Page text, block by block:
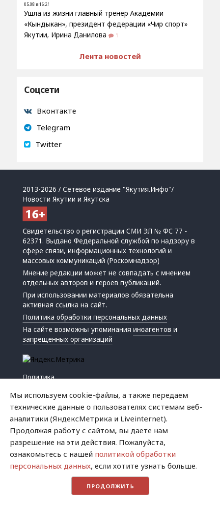
05.08 в 16:21
Ушла из жизни главный тренер Академии
«Кындыкан», президент федерации «Чир спорт»
Якутии, Ирина Данилова
1
Лента новостей
Соцсети
Вконтакте
Telegram
Twitter
2013-2026 / Сетевое издание "Якутия.Инфо"/
Новости Якутии и Якутска
Свидетельство о регистрации СМИ ЭЛ № ФС 77 -
62371. Выдано Федеральной службой по надзору в
сфере связи, информационных технологий и
массовых коммуникаций (Роскомнадзор)
Мнение редакции может не совпадать с мнением
отдельных авторов и героев публикаций.
При использовании материалов обязательна
активная ссылка на сайт.
Политика обработки персональных данных
На сайте возможны упоминанияиноагентов и
запрещенных организаций
Политика
Криминал
Успех
Хватит это терпеть
Мы используем cookie-файлы, а также передаем
технические данные о пользователях системам веб-
аналитики (ЯндексМетрика и Liveinternet).
Продолжая работу с сайтом, вы даете нам
разрешение на эти действия. Пожалуйста,
ознакомьтесь с нашей политикой обработки
персональных данных, если хотите узнать больше.
ПРОДОЛЖИТЬ